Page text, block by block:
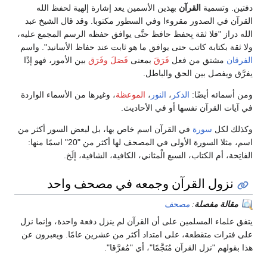
دفتين. وتسمية القرآن بهذين الأسمين يعد إشارة إلهية لحفظ الله
القرآن في الصدور مقروءا وفي السطور مكتوبا. وقد قال الشيخ عبد
الله دراز "فلا ثقة بِحفظ حافظ حتَّى يوافق حفظه الرسم المجمع عليه،
ولا ثقة بكتابة كاتب حتى يوافق ما هو ثابت عند حفاظ الأسانيد". واسم
الفرقان مشتق من فعل فَرَقَ بمعنى فَصَلَ وفَرَق بين الأمور، فهو إذًا
يفرَّق ويفصل بين الحق والباطل.
ومن أسمائه أيضًا: الذكر ، النور ، الموعظة، وغيرها من الأسماء الواردة
في آيات القرآن نفسها أو في الأحاديث.
وكذلك لكل سورة في القرآن اسم خاص بها، بل لبعض السور أكثر من
اسم، مثلا السورة الأولى في المصحف لها أكثر من "20" اسمًا منها:
الفاتِحة، أم الكتاب، السبع الْمثاني، الكافية، الشافية، إلَخ.
نزول القرآن وجمعه في مصحف واحد
مقالة مفصلة: مصحف
يتفق علماء المسلمين على أن القرآن لم ينزل دفعة واحدة، وإنما نزل
على فترات متقطعة، على امتداد أكثر من عشرين عامًا. ويعبرون عن
هذا بقولهم "نزل القرآن مُنَجَّمًا"، أي "مُفرَّقا".